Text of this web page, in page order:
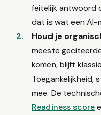
feitelijk antwoord
dat is wat een AI-
Houd je
meeste
komen, blijft
mee. De
Readiness score